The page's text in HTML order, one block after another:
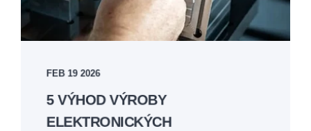
FEB 19 2026
5 VÝHOD VÝROBY
ELEKTRONICKÝCH